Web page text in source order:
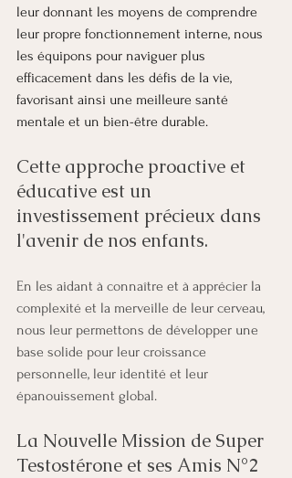
leur donnant les moyens de comprendre
leur propre fonctionnement interne, nous
les équipons pour naviguer plus
efficacement dans les défis de la vie,
favorisant ainsi une meilleure santé
mentale et un bien-être durable.
Cette approche proactive et
éducative est un
investissement précieux dans
l'avenir de nos enfants.
En les aidant à connaître et à apprécier la
complexité et la merveille de leur cerveau,
nous leur permettons de développer une
base solide pour leur croissance
personnelle, leur identité et leur
épanouissement global.
La Nouvelle Mission de Super
Testostérone et ses Amis N°2